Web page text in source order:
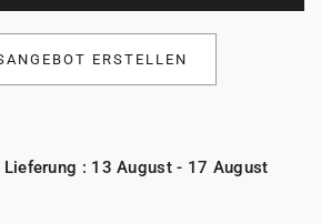
ERSTELLEN
Lieferung : 13 August - 17 August